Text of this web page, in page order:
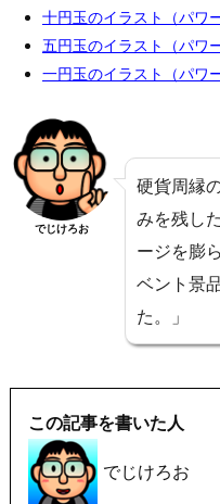
十円玉のイラスト（パワ
五円玉のイラスト（パワ
一円玉のイラスト（パワ
でじけろお
硬貨周縁
みを残し
ージを膨
ベント景
た。」
この記事を書いた人
でじけろお